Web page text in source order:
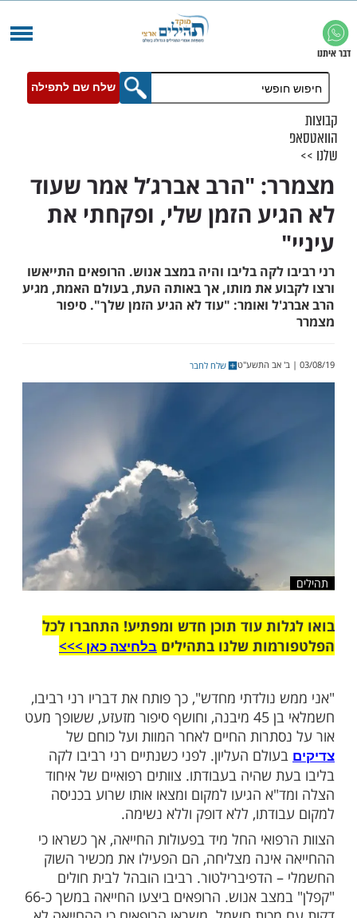
שלח שם לתפילה
"הרב אברג’ל אמר שעוד
הזמן שלי, ופקחתי את
את מותו, אך באותה העת, בעולם האמת, מגיע
ואומר: "עוד לא הגיע הזמן שלך". סיפור
עוד תוכן חדש ומפתיע! התחברו לכל
שלנו בתהילים בלחיצה כאן >>>​
מחדש", כך פותח את דבריו רני רביבו,
חשמלאי בן 45 מיבנה, וחושף סיפור מזעזע, ששופך מעט